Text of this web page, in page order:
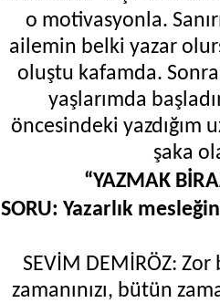
o motivasyonla.
ailemin belki yazar
oluştu kafamda.
yaşlarımda
öncesindeki yazdığım
şaka
“YAZMAK
SORU: Yazarlık
SEVİM DEMİRÖZ:
zamanınızı, bütün